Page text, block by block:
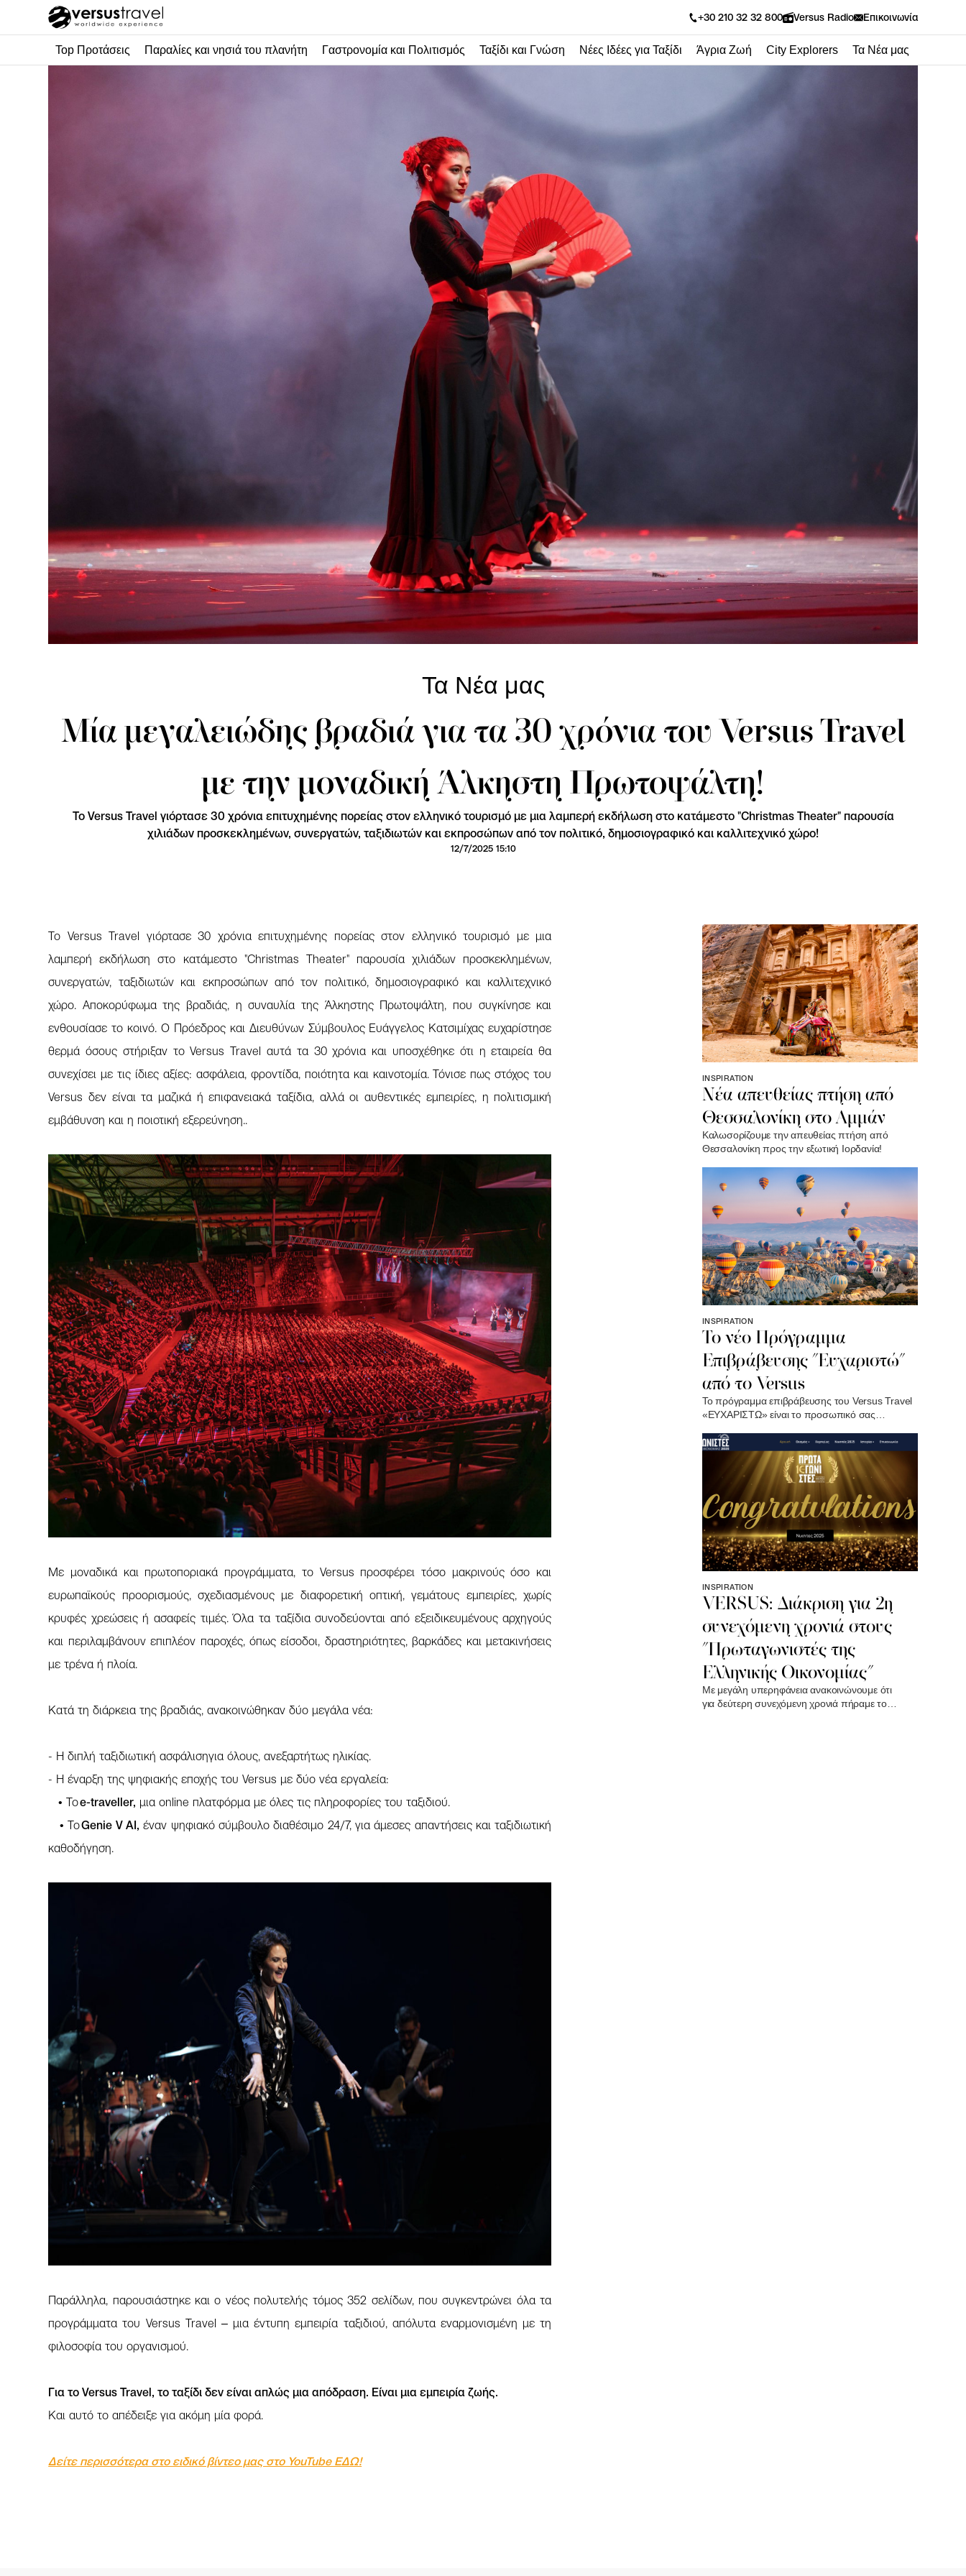
+30 210 32 32 800 Versus Radio Επικοινωνία
Top Προτάσεις Παραλίες και νησιά του πλανήτη Γαστρονομία και Πολιτισμός Ταξίδι και Γνώση Νέες Ιδέες για Ταξίδι Άγρια Ζωή City Explorers Τα Νέα μας
Τα Νέα μας
Μία μεγαλειώδης βραδιά για τα 30 χρόνια του Versus Travel
με την μοναδική Άλκηστη Πρωτοψάλτη!
Το Versus Travel γιόρτασε 30 χρόνια επιτυχημένης πορείας στον ελληνικό τουρισμό με μια λαμπερή εκδήλωση στο κατάμεστο "Christmas Theater" παρουσία
χιλιάδων προσκεκλημένων, συνεργατών, ταξιδιωτών και εκπροσώπων από τον πολιτικό, δημοσιογραφικό και καλλιτεχνικό χώρο!
12/7/2025 15:10
Το Versus Travel γιόρτασε 30 χρόνια επιτυχημένης πορείας στον ελληνικό τουρισμό με μια
λαμπερή εκδήλωση στο κατάμεστο "Christmas Theater" παρουσία χιλιάδων προσκεκλημένων,
συνεργατών, ταξιδιωτών και εκπροσώπων από τον πολιτικό, δημοσιογραφικό και καλλιτεχνικό
χώρο. Αποκορύφωμα της βραδιάς, η συναυλία της Άλκηστης Πρωτοψάλτη, που συγκίνησε και
ενθουσίασε το κοινό. Ο Πρόεδρος και Διευθύνων Σύμβουλος Ευάγγελος Κατσιμίχας ευχαρίστησε
θερμά όσους στήριξαν το Versus Travel αυτά τα 30 χρόνια και υποσχέθηκε ότι η εταιρεία θα
συνεχίσει με τις ίδιες αξίες: ασφάλεια, φροντίδα, ποιότητα και καινοτομία. Τόνισε πως στόχος του
Versus δεν είναι τα μαζικά ή επιφανειακά ταξίδια, αλλά οι αυθεντικές εμπειρίες, η πολιτισμική
εμβάθυνση και η ποιοτική εξερεύνηση..
Με μοναδικά και πρωτοποριακά προγράμματα, το Versus προσφέρει τόσο μακρινούς όσο και
ευρωπαϊκούς προορισμούς, σχεδιασμένους με διαφορετική οπτική, γεμάτους εμπειρίες, χωρίς
κρυφές χρεώσεις ή ασαφείς τιμές. Όλα τα ταξίδια συνοδεύονται από εξειδικευμένους αρχηγούς
και περιλαμβάνουν επιπλέον παροχές, όπως είσοδοι, δραστηριότητες, βαρκάδες και μετακινήσεις
με τρένα ή πλοία.
Κατά τη διάρκεια της βραδιάς, ανακοινώθηκαν δύο μεγάλα νέα:
- Η διπλή ταξιδιωτική ασφάλισηγια όλους, ανεξαρτήτως ηλικίας.
- Η έναρξη της ψηφιακής εποχής του Versus με δύο νέα εργαλεία:
• Τοe-traveller, μια online πλατφόρμα με όλες τις πληροφορίες του ταξιδιού.
• ΤοGenie V AI, έναν ψηφιακό σύμβουλο διαθέσιμο 24/7, για άμεσες απαντήσεις και ταξιδιωτική
καθοδήγηση.
Παράλληλα, παρουσιάστηκε και ο νέος πολυτελής τόμος 352 σελίδων, που συγκεντρώνει όλα τα
προγράμματα του Versus Travel – μια έντυπη εμπειρία ταξιδιού, απόλυτα εναρμονισμένη με τη
φιλοσοφία του οργανισμού.
Για το Versus Travel, το ταξίδι δεν είναι απλώς μια απόδραση. Είναι μια εμπειρία ζωής.
Και αυτό το απέδειξε για ακόμη μία φορά.
Δείτε περισσότερα στο ειδικό βίντεο μας στο YouTube ΕΔΩ!
INSPIRATION
Νέα απευθείας πτήση από
Θεσσαλονίκη στο Αμμάν
Καλωσορίζουμε την απευθείας πτήση από
Θεσσαλονίκη προς την εξωτική Ιορδανία!
INSPIRATION
Το νέο Πρόγραμμα
Επιβράβευσης "Ευχαριστώ"
από το Versus
Το πρόγραμμα επιβράβευσης του Versus Travel
«ΕΥΧΑΡΙΣΤΩ» είναι το προσωπικό σας
που μας δείχνετε!
INSPIRATION
VERSUS: Διάκριση για 2η
συνεχόμενη χρονιά στους
"Πρωταγωνιστές της
Ελληνικής Οικονομίας"
Με μεγάλη υπερηφάνεια ανακοινώνουμε ότι
για δεύτερη συνεχόμενη χρονιά πήραμε το